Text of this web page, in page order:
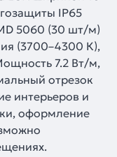
IP65
5060 (30 шт/м)
(3700–4300 К),
7.2 Вт/м,
отрезок
интерьеров и
оформление